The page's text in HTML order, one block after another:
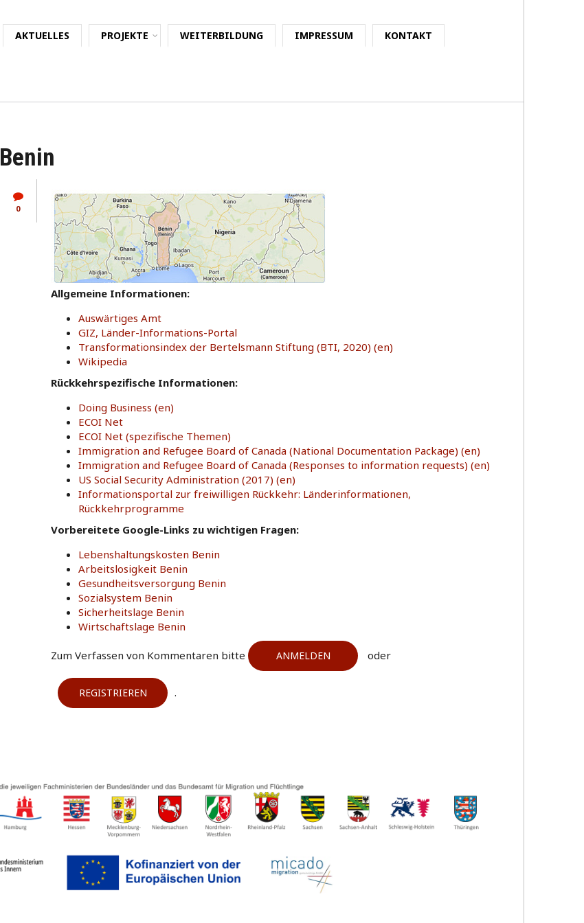
AKTUELLES PROJEKTE WEITERBILDUNG IMPRESSUM KONTAKT
Benin
0
Allgemeine Informationen:
Auswärtiges Amt
GIZ, Länder-Informations-Portal
Transformationsindex der Bertelsmann Stiftung (BTI, 2020) (en)
Wikipedia
Rückkehrspezifische Informationen:
Doing Business (en)
ECOI Net
ECOI Net (spezifische Themen)
Immigration and Refugee Board of Canada (National Documentation Package) (en)
Immigration and Refugee Board of Canada (Responses to information requests) (en)
US Social Security Administration (2017) (en)
Informationsportal zur freiwilligen Rückkehr: Länderinformationen,
Rückkehrprogramme
Vorbereitete Google-Links zu wichtigen Fragen:
Lebenshaltungskosten Benin
Arbeitslosigkeit Benin
Gesundheitsversorgung Benin
Sozialsystem Benin
Sicherheitslage Benin
Wirtschaftslage Benin
Zum Verfassen von Kommentaren bitte ANMELDEN oder
REGISTRIEREN .